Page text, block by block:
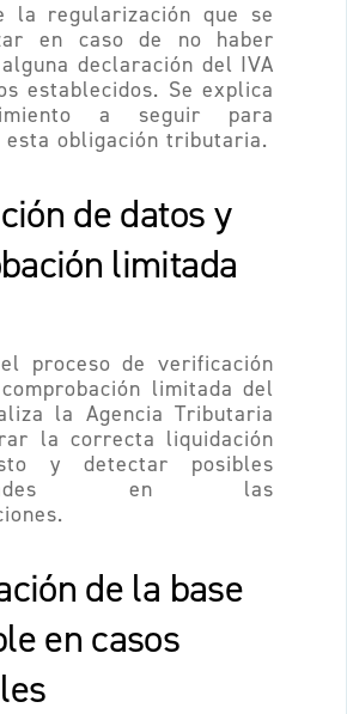
la regularización que se
en caso de no haber
declaración del IVA
establecidos. Se explica
a seguir para
esta obligación tributaria.
de datos y
limitada
proceso de verificación
limitada del
la Agencia Tributaria
la correcta liquidación
y detectar posibles
en las
de la base
en casos